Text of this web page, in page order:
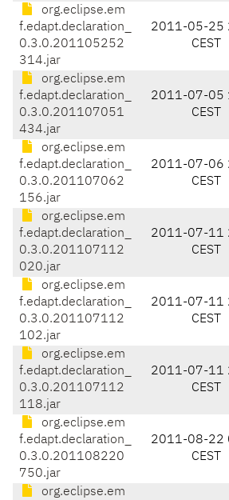
org.eclipse.em
f.edapt.declaration_
0.3.0.201105252
314.jar
2011-05-25
CEST
org.eclipse.em
f.edapt.declaration_
0.3.0.201107051
434.jar
2011-07-05
CEST
org.eclipse.em
f.edapt.declaration_
0.3.0.201107062
156.jar
2011-07-06
CEST
org.eclipse.em
f.edapt.declaration_
0.3.0.201107112
020.jar
2011-07-11
CEST
org.eclipse.em
f.edapt.declaration_
0.3.0.201107112
102.jar
2011-07-11
CEST
org.eclipse.em
f.edapt.declaration_
0.3.0.201107112
118.jar
2011-07-11
CEST
org.eclipse.em
f.edapt.declaration_
0.3.0.201108220
750.jar
2011-08-22
CEST
org.eclipse.em